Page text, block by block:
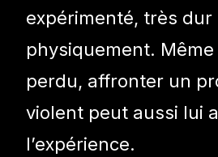
expérimenté, très dur
physiquement.
perdu, affronter un
violent peut aussi lui
l’expérience.